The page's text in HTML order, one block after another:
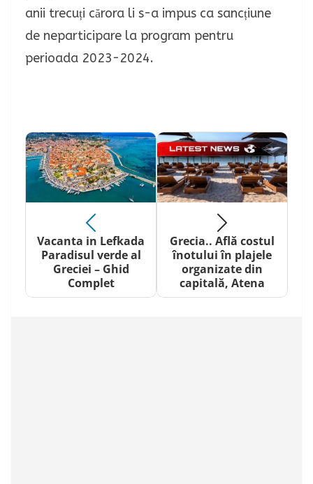
anii trecuți cărora li s-a impus ca sancțiune
de neparticipare la program pentru
perioada 2023-2024.
Vacanta in Lefkada
Paradisul verde al
Greciei – Ghid
Complet
Grecia.. Află costul
înotului în plajele
organizate din
capitală, Atena